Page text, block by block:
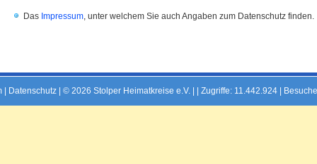
Das Impressum, unter welchem Sie auch Angaben zum Datenschutz finden.
Datenschutz | © 2026 Stolper Heimatkreise e.V. | | Zugriffe: 11.442.924 |